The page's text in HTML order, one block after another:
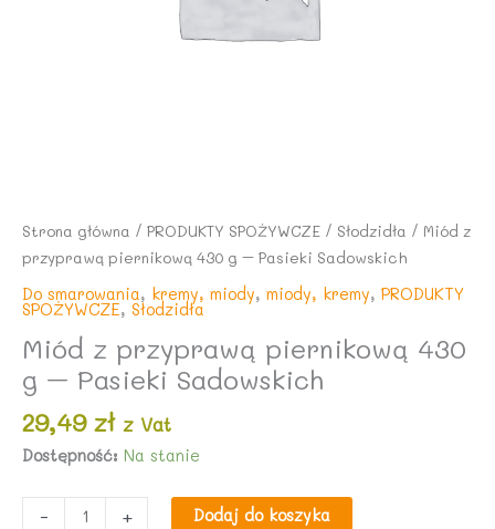
Strona główna / PRODUKTY SPOŻYWCZE / Słodzidła / Miód z
przyprawą piernikową 430 g – Pasieki Sadowskich
Do smarowania, kremy, miody, miody, kremy, PRODUKTY
SPOŻYWCZE, Słodzidła
Miód z przyprawą piernikową 430
g – Pasieki Sadowskich
29,49 zł z Vat
Dostępność: Na stanie
- + Dodaj do koszyka